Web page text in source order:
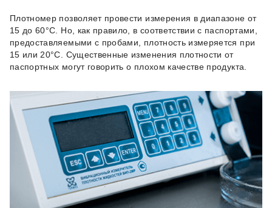
Плотномер позволяет провести измерения в диапазоне от
15 до 60°C. Но, как правило, в соответствии с паспортами,
предоставляемыми с пробами, плотность измеряется при
15 или 20°C. Существенные изменения плотности от
паспортных могут говорить о плохом качестве продукта.